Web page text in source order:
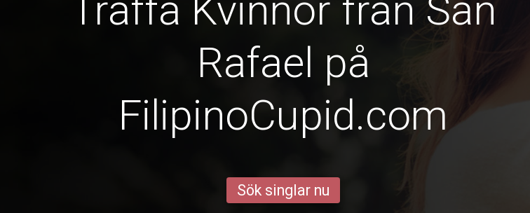
Träffa Kvinnor från San
Rafael på
FilipinoCupid.com
Sök singlar nu